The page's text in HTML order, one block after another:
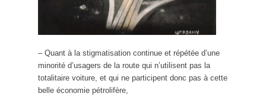
– Quant à la stigmatisation continue et répétée d’une
minorité d’usagers de la route qui n’utilisent pas la
totalitaire voiture, et qui ne participent donc pas à cette
belle économie pétrolifère,